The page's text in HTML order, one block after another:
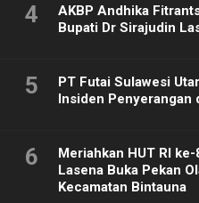
4
AKBP Andhika
Bupati Dr Sirajudin
5
PT Futai Sulawesi
Insiden Penyerangan
6
Meriahkan HUT RI
Lasena Buka Pekan
Kecamatan Bintauna